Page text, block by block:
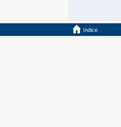
Indice